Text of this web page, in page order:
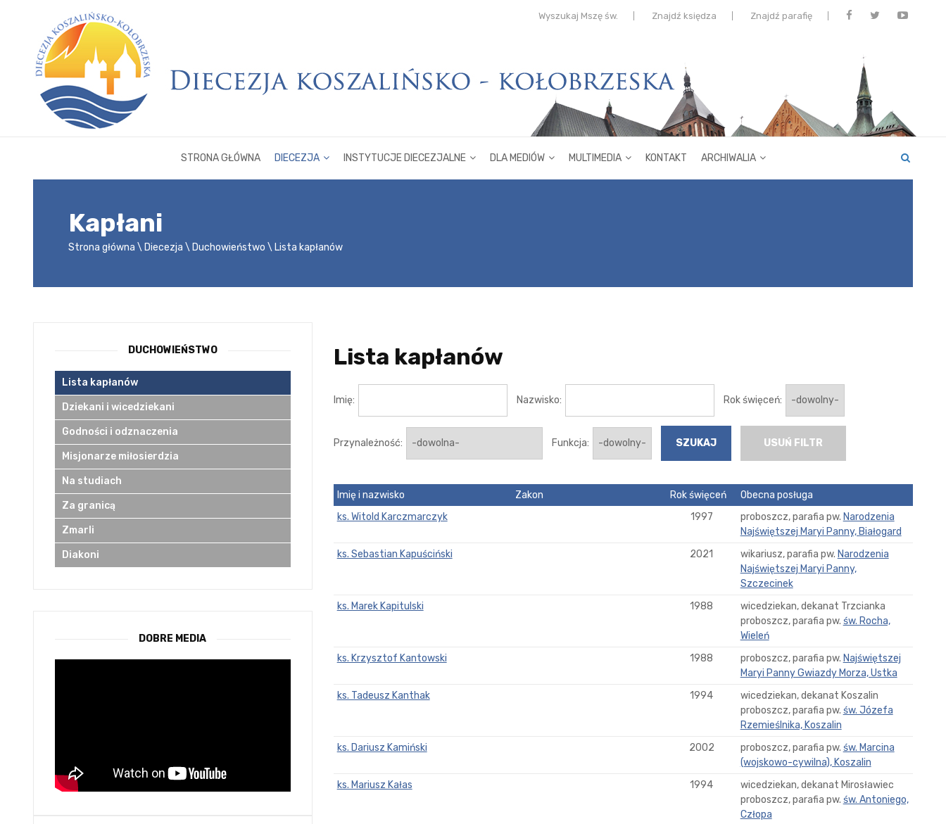
Wyszukaj Mszę św. Znajdź księdza Znajdź parafię
STRONA GŁÓWNA DIECEZJA INSTYTUCJE DIECEZJALNE DLA MEDIÓW MULTIMEDIA KONTAKT ARCHIWALIA
Kapłani
Strona główna Diecezja Duchowieństwo Lista kapłanów
Lista kapłanów
Imię: Nazwisko: Rok święceń:
Przynależność: Funkcja: USUŃ FILTR
Imię i nazwisko Zakon Rok święceń
Obecna posługa
ks. Witold Karczmarczyk
1997 proboszcz, parafia pw. Narodzenia
Najświętszej Maryi Panny, Białogard
ks. Sebastian Kapuściński
2021 wikariusz, parafia pw. Narodzenia
Najświętszej Maryi Panny,
Szczecinek
ks. Marek Kapitulski
1988
wicedziekan, dekanat Trzcianka
proboszcz, parafia pw. św. Rocha,
Wieleń
ks. Krzysztof Kantowski
1988 proboszcz, parafia pw. Najświętszej
Maryi Panny Gwiazdy Morza, Ustka
ks. Tadeusz Kanthak
1994
wicedziekan, dekanat Koszalin
proboszcz, parafia pw. św. Józefa
Rzemieślnika, Koszalin
ks. Dariusz Kamiński
2002 proboszcz, parafia pw. św. Marcina
(wojskowo-cywilna), Koszalin
ks. Mariusz Kałas
1994
wicedziekan, dekanat Mirosławiec
proboszcz, parafia pw. św. Antoniego,
Człopa
DUCHOWIEŃSTWO
Lista kapłanów
Dziekani i wicedziekani
Godności i odznaczenia
Misjonarze miłosierdzia
Na studiach
Za granicą
Zmarli
Diakoni
DOBRE MEDIA